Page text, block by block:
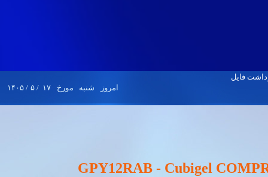
امروز شنبه مورخ ۱۷ / ۵ / ۱۴۰۵
GPY12RAB - Cubigel